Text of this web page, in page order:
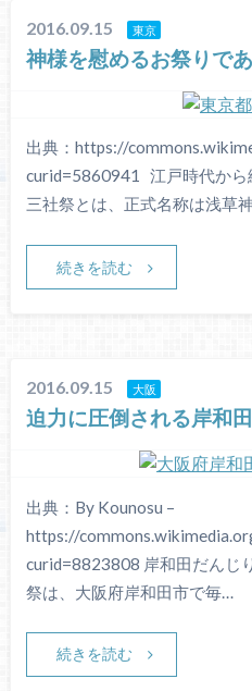
2016.09.15 東京
神様を慰めるお祭りで
出典：https://
curid=5860941 江戸時代から
三社祭とは、正式名称は浅草
続きを読む
2016.09.15 大阪
迫力に圧倒される岸和
出典：By Kounosu –
https://
curid=8823808 岸和田だんじ
祭は、大阪府岸和田市で毎…
続きを読む